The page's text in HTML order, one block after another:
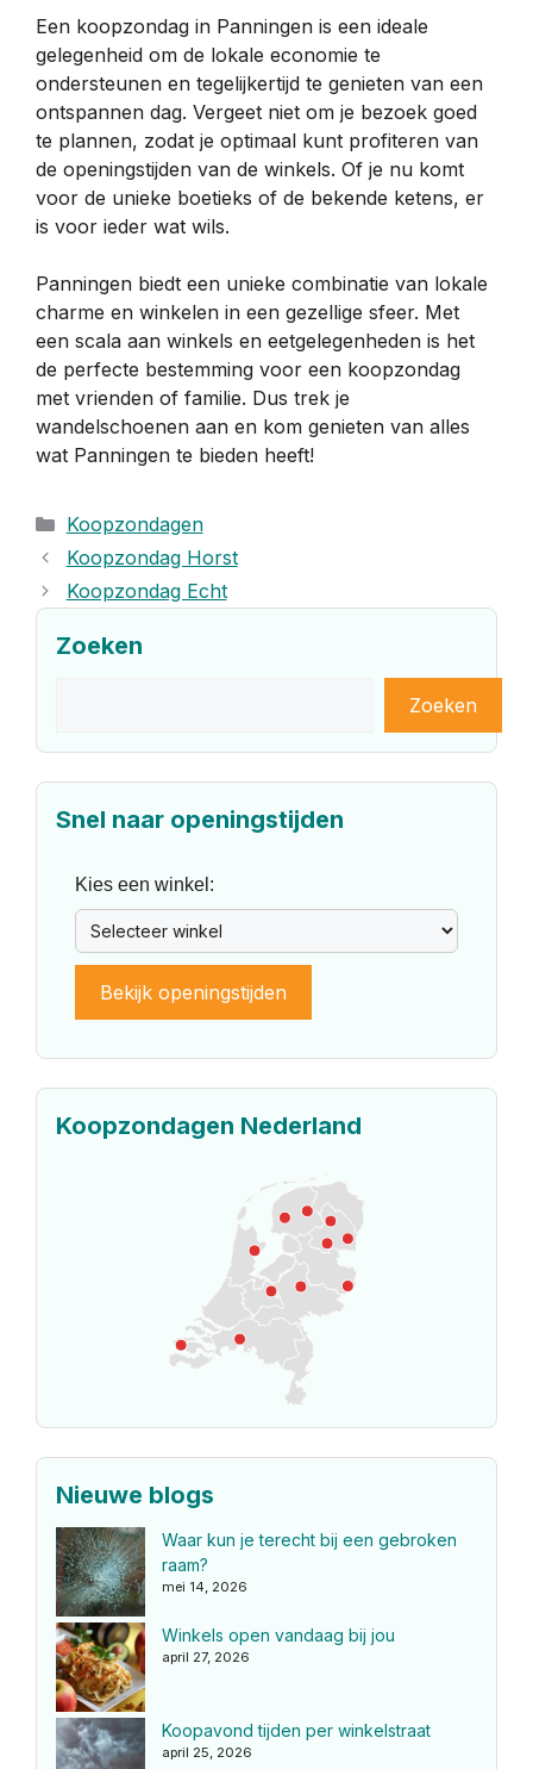
Een koopzondag in Panningen is een ideale
gelegenheid om de lokale economie te
ondersteunen en tegelijkertijd te genieten van een
ontspannen dag. Vergeet niet om je bezoek goed
te plannen, zodat je optimaal kunt profiteren van
de openingstijden van de winkels. Of je nu komt
voor de unieke boetieks of de bekende ketens, er
is voor ieder wat wils.
Panningen biedt een unieke combinatie van lokale
charme en winkelen in een gezellige sfeer. Met
een scala aan winkels en eetgelegenheden is het
de perfecte bestemming voor een koopzondag
met vrienden of familie. Dus trek je
wandelschoenen aan en kom genieten van alles
wat Panningen te bieden heeft!
Categorieën
Koopzondagen
Koopzondag Horst
Koopzondag Echt
Zoeken
Zoeken
Snel naar openingstijden
Kies een winkel:
Bekijk openingstijden
Koopzondagen Nederland
Nieuwe blogs
Waar kun je terecht bij een gebroken
raam?
mei 14, 2026
Winkels open vandaag bij jou
april 27, 2026
Koopavond tijden per winkelstraat
april 25, 2026